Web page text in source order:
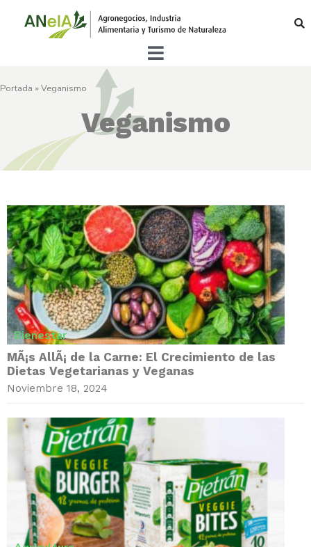
Portada »Veganismo
Veganismo
Bienestar
MÃ¡s AllÃ¡ de la Carne: El Crecimiento de las
Dietas Vegetarianas y Veganas
Noviembre 18, 2024